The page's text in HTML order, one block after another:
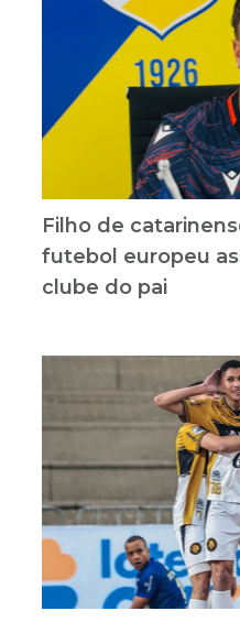
Filho de
futebol europeu
clube do pai